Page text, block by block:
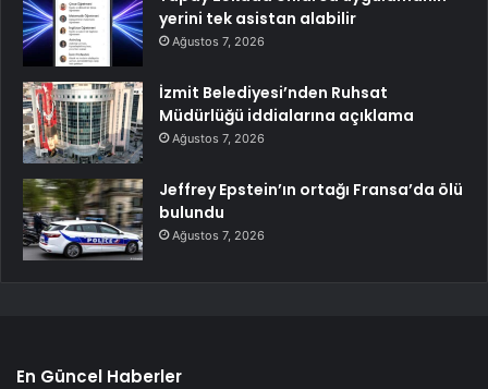
yerini tek asistan alabilir
Ağustos 7, 2026
İzmit Belediyesi’nden Ruhsat
Müdürlüğü iddialarına açıklama
Ağustos 7, 2026
Jeffrey Epstein’ın ortağı Fransa’da ölü
bulundu
Ağustos 7, 2026
En Güncel Haberler